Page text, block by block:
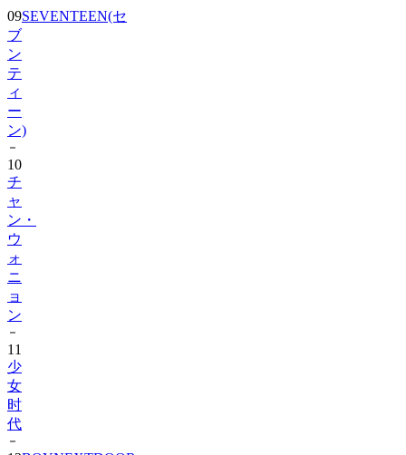
09SEVENTEEN(セ
ブ
ン
テ
ィ
ー
ン)
10
チ
ャ
ン・
ウ
ォ
ニ
ョ
ン
11
少
女
时
代